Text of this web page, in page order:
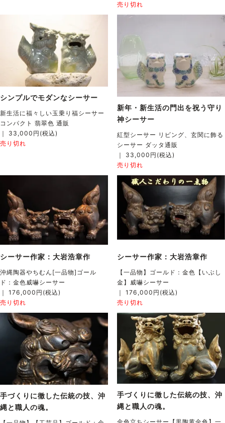
売り切れ
シンプルでモダンなシーサー
新生活に福々しい玉乗り福シーサー
コンパクト 翡翠色 通販
｜ 33,000円(税込)
売り切れ
新年・新生活の門出を祝う守り
神シーサー
紅型シーサー リビング、玄関に飾る
シーサー ダッタ通販
｜ 33,000円(税込)
売り切れ
シーサー作家：大岩浩章作
沖縄陶器やちむん[一品物]ゴール
ド：金色威嚇シーサー
｜ 176,000円(税込)
売り切れ
シーサー作家：大岩浩章作
【一品物】ゴールド：金色【いぶし
金】威嚇シーサー
｜ 176,000円(税込)
売り切れ
手づくりに徹した伝統の技、沖
縄と職人の魂。
手づくりに徹した伝統の技、沖
縄と職人の魂。